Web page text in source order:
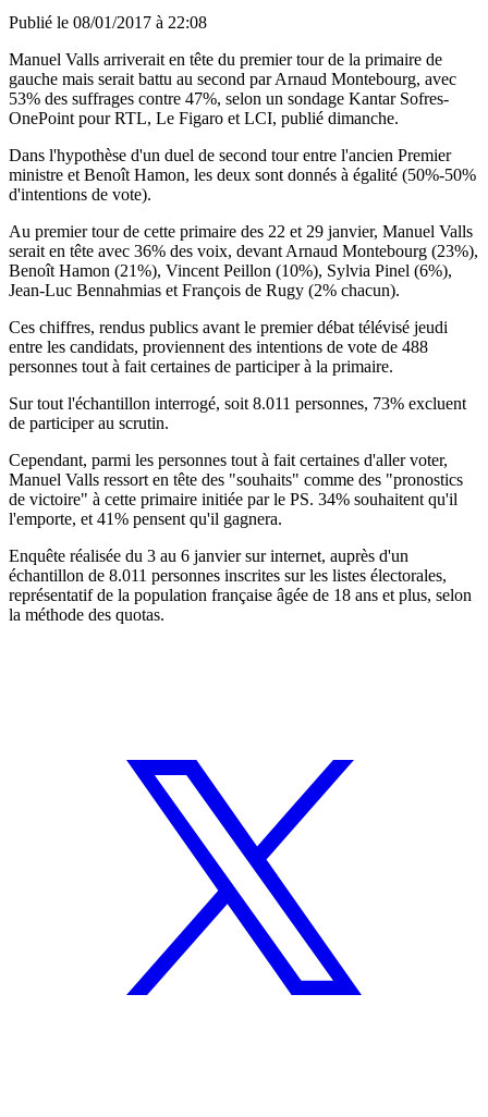
Publié le 08/01/2017 à 22:08
Manuel Valls arriverait en tête du premier tour de la primaire de
gauche mais serait battu au second par Arnaud Montebourg, avec
53% des suffrages contre 47%, selon un sondage Kantar Sofres-
OnePoint pour RTL, Le Figaro et LCI, publié dimanche.
Dans l'hypothèse d'un duel de second tour entre l'ancien Premier
ministre et Benoît Hamon, les deux sont donnés à égalité (50%-50%
d'intentions de vote).
Au premier tour de cette primaire des 22 et 29 janvier, Manuel Valls
serait en tête avec 36% des voix, devant Arnaud Montebourg (23%),
Benoît Hamon (21%), Vincent Peillon (10%), Sylvia Pinel (6%),
Jean-Luc Bennahmias et François de Rugy (2% chacun).
Ces chiffres, rendus publics avant le premier débat télévisé jeudi
entre les candidats, proviennent des intentions de vote de 488
personnes tout à fait certaines de participer à la primaire.
Sur tout l'échantillon interrogé, soit 8.011 personnes, 73% excluent
de participer au scrutin.
Cependant, parmi les personnes tout à fait certaines d'aller voter,
Manuel Valls ressort en tête des "souhaits" comme des "pronostics
de victoire" à cette primaire initiée par le PS. 34% souhaitent qu'il
l'emporte, et 41% pensent qu'il gagnera.
Enquête réalisée du 3 au 6 janvier sur internet, auprès d'un
échantillon de 8.011 personnes inscrites sur les listes électorales,
représentatif de la population française âgée de 18 ans et plus, selon
la méthode des quotas.